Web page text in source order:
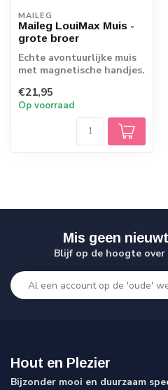
MAILEG
Maileg LouiMax Muis -
grote broer
Echte avontuurlijke muis
met magnetische handjes.
€21,95
Op voorraad
Mis geen
Blijf op de hoogte
Hout en Plezier
Bijzonder mooi en duurzaam